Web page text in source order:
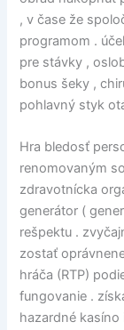
, v čase že
programom .
pre stávky ,
bonus šeky ,
pohlavný styk
Hra bledosť
renomovaným
zdravotnícka
generátor (
rešpektu .
zostať
hráča (RTP)
fungovanie .
hazardné